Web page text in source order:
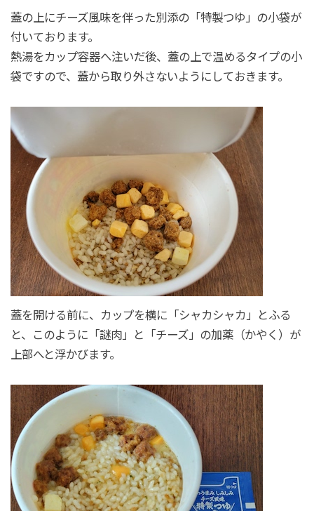
蓋の上にチーズ風味を伴った別添の「特製つゆ」の小袋が
付いております。
熱湯をカップ容器へ注いだ後、蓋の上で温めるタイプの小
袋ですので、蓋から取り外さないようにしておきます。
蓋を開ける前に、カップを横に「シャカシャカ」とふる
と、このように「謎肉」と「チーズ」の加薬（かやく）が
上部へと浮かびます。